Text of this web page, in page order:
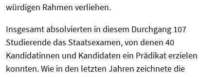
würdigen Rahmen verliehen.
Insgesamt absolvierten in diesem Durchgang 107
Studierende das Staatsexamen, von denen 40
Kandidatinnen und Kandidaten ein Prädikat erzielen
konnten. Wie in den letzten Jahren zeichnete die